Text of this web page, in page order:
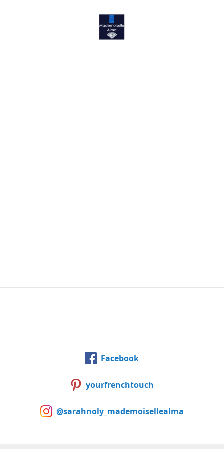
Facebook
yourfrenchtouch
@sarahnoly_mademoisellealma